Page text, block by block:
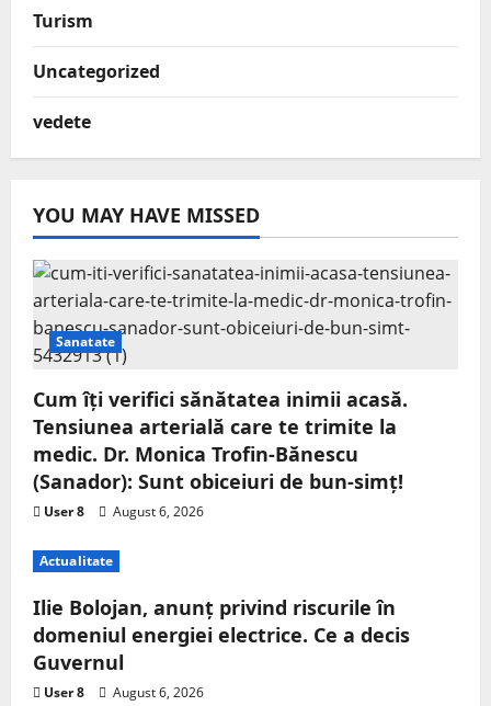
Turism
Uncategorized
vedete
YOU MAY HAVE MISSED
Sanatate
Cum îți verifici sănătatea inimii acasă.
Tensiunea arterială care te trimite la
medic. Dr. Monica Trofin-Bănescu
(Sanador): Sunt obiceiuri de bun-simț!
User 8 August 6, 2026
Actualitate
Ilie Bolojan, anunț privind riscurile în
domeniul energiei electrice. Ce a decis
Guvernul
User 8
August 6, 2026